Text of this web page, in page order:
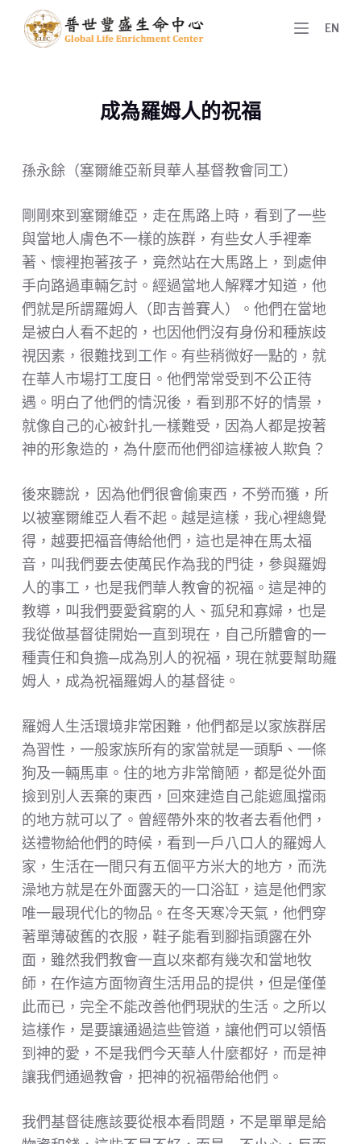
跳
至
EN
成為羅姆人的祝福
孫永餘（塞爾維亞新貝華人基督教會同工）
剛剛來到塞爾維亞，走在馬路上時，看到了一些
與當地人膚色不一樣的族群，有些女人手裡牽
著、懷裡抱著孩子，竟然站在大馬路上，到處伸
手向路過車輛乞討。經過當地人解釋才知道，他
們就是所謂羅姆人（即吉普賽人）。他們在當地
是被白人看不起的，也因他們沒有身份和種族歧
視因素，很難找到工作。有些稍微好一點的，就
在華人市場打工度日。他們常常受到不公正待
遇。明白了他們的情況後，看到那不好的情景，
就像自己的心被針扎一樣難受，因為人都是按著
神的形象造的，為什麼而他們卻這樣被人欺負？
後來聽說， 因為他們很會偷東西，不勞而獲，所
以被塞爾維亞人看不起。越是這樣，我心裡總覺
得，越要把福音傳給他們，這也是神在馬太福
音，叫我們要去使萬民作為我的門徒，參與羅姆
人的事工，也是我們華人教會的祝福。這是神的
教導，叫我們要愛貧窮的人、孤兒和寡婦，也是
我從做基督徒開始一直到現在，自己所體會的一
種責任和負擔─成為別人的祝福，現在就要幫助羅
姆人，成為祝福羅姆人的基督徒。
羅姆人生活環境非常困難，他們都是以家族群居
為習性，一般家族所有的家當就是一頭馿、一條
狗及一輛馬車。住的地方非常簡陋，都是從外面
撿到別人丟棄的東西，回來建造自己能遮風擋雨
的地方就可以了。曾經帶外來的牧者去看他們，
送禮物給他們的時候，看到一戶八口人的羅姆人
家，生活在一間只有五個平方米大的地方，而洗
澡地方就是在外面露天的一口浴缸，這是他們家
唯一最現代化的物品。在冬天寒冷天氣，他們穿
著單薄破舊的衣服，鞋子能看到腳指頭露在外
面，雖然我們教會一直以來都有幾次和當地牧
師，在作這方面物資生活用品的提供，但是僅僅
此而已，完全不能改善他們現狀的生活。之所以
這樣作，是要讓通過這些管道，讓他們可以領悟
到神的愛，不是我們今天華人什麼都好，而是神
讓我們通過教會，把神的祝福帶給他們。
我們基督徒應該要從根本看問題，不是單單是給